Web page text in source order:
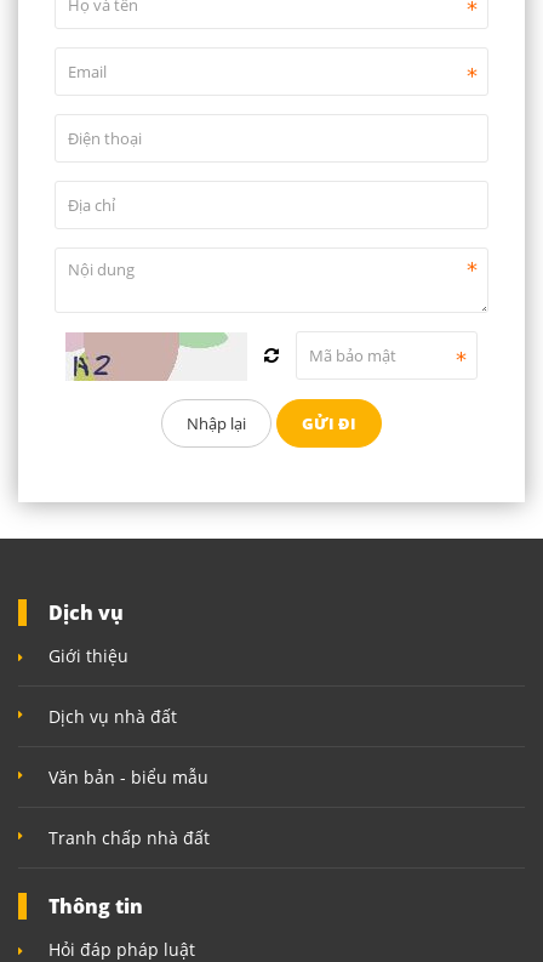
Dịch vụ
Giới thiệu
Dịch vụ nhà đất
Văn bản - biểu mẫu
Tranh chấp nhà đất
Thông tin
Hỏi đáp pháp luật